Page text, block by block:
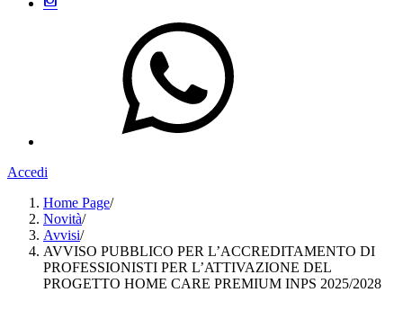
Accedi
Home Page/
Novità/
Avvisi/
AVVISO PUBBLICO PER L’ACCREDITAMENTO DI
PROFESSIONISTI PER L’ATTIVAZIONE DEL
PROGETTO HOME CARE PREMIUM INPS 2025/2028